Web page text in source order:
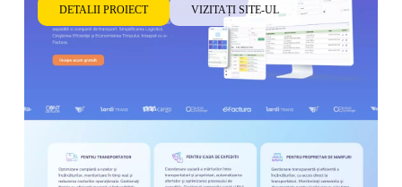
DETALII PROIECT VIZITAȚI SITE-UL